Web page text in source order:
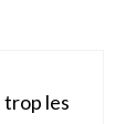
trop les